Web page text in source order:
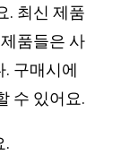
. 최신 제품
품들은 사
구매시에
수 있어요.
.